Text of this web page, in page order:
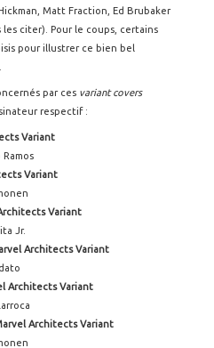
Matt Fraction, Ed Brubaker
les citer). Pour le coups, certains
pour illustrer ce bien bel
par ces variant covers
respectif :
Variant
Variant
Variant
Jr.
Architects Variant
Architects Variant
Architects Variant